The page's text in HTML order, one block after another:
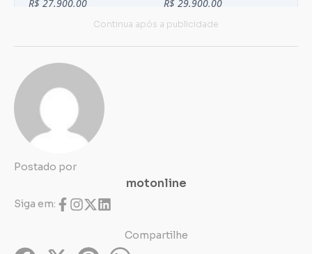
Postado por
motonline
Siga em:
Compartilhe